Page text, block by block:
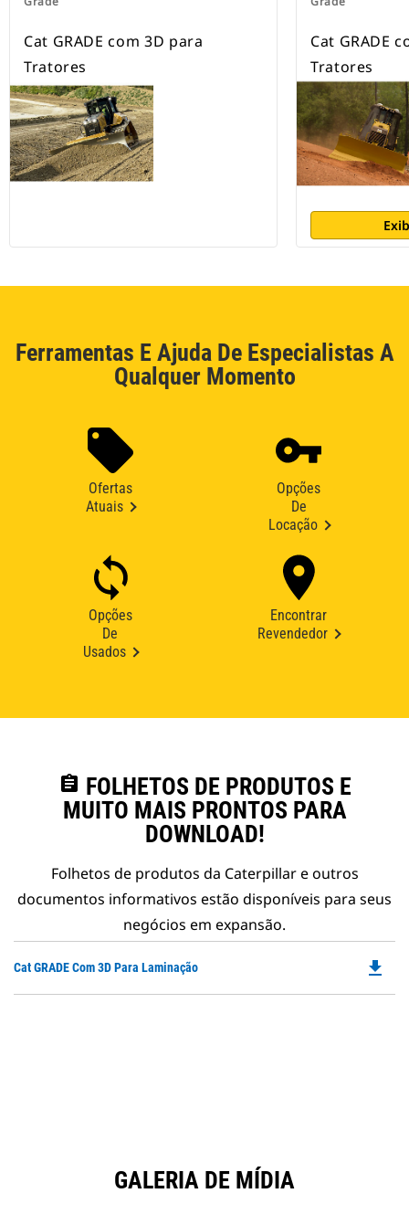
Cat GRADE com 3D para
Tratores
Cat GRADE
Tratores
Ferramentas E Ajuda De Especialistas A
Qualquer Momento
Ofertas
Atuais
Opções
De
Locação
Opções
De
Usados
Encontrar
Revendedor
assignment FOLHETOS DE PRODUTOS E
MUITO MAIS PRONTOS PARA
DOWNLOAD!
Folhetos de produtos da Caterpillar e outros
documentos informativos estão disponíveis para seus
negócios em expansão.
Cat GRADE Com 3D Para Laminação file_download
GALERIA DE MÍDIA